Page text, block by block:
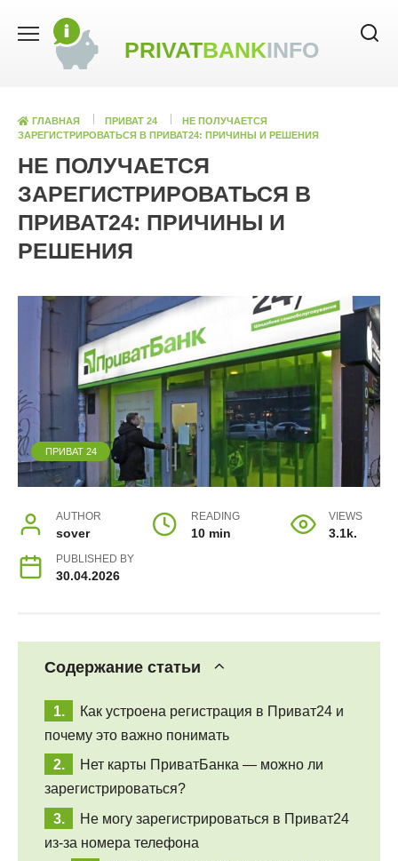
PRIVATBANKINFO
ГЛАВНАЯ ПРИВАТ 24
НЕ ПОЛУЧАЕТСЯ
ЗАРЕГИСТРИРОВАТЬСЯ В ПРИВАТ24: ПРИЧИНЫ И РЕШЕНИЯ
НЕ ПОЛУЧАЕТСЯ
ЗАРЕГИСТРИРОВАТЬСЯ В
ПРИВАТ24: ПРИЧИНЫ И
РЕШЕНИЯ
ПРИВАТ 24
AUTHOR
sover
READING
10 min
VIEWS
3.1k.
PUBLISHED BY
30.04.2026
Содержание статьи
Как устроена регистрация в Приват24 и
почему это важно понимать
Нет карты ПриватБанка — можно ли
зарегистрироваться?
Не могу зарегистрироваться в Приват24
из-за номера телефона